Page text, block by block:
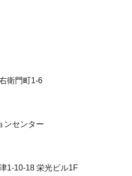
衛門町1-6
ンセンター
1-10-18 栄光ビル1F